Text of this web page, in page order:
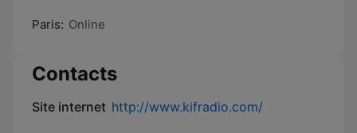
Paris: Online
Contacts
Site internet http://www.kifradio.com/